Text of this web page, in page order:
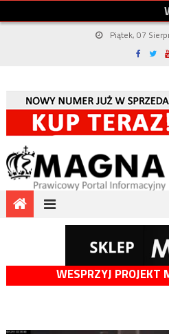
Piątek, 07
WESPRZYJ PROJEKT